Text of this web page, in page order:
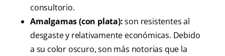
consultorio.
Amalgamas (con plata):son resistentes al
desgaste y relativamente económicas. Debido
a su color oscuro, son más notorias que la